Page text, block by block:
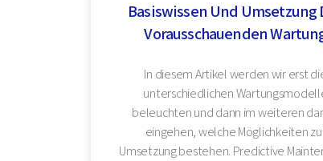
Basiswissen Und Umsetzung
Vorausschauenden
In diesem Artikel werden wir erst
unterschiedlichen
beleuchten und dann im weiteren
eingehen, welche Möglichkeiten
Umsetzung bestehen. Predictive